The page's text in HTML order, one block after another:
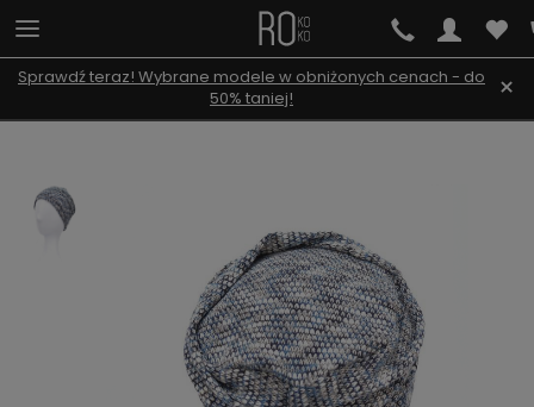
Sprawdź teraz! Wybrane modele w obniżonych cenach - do
50% taniej!
×